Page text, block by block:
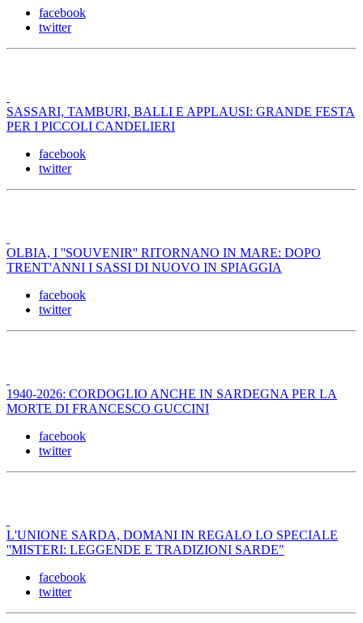
facebook
twitter
SASSARI, TAMBURI, BALLI E APPLAUSI: GRANDE FESTA
PER I PICCOLI CANDELIERI
facebook
twitter
OLBIA, I ''SOUVENIR'' RITORNANO IN MARE: DOPO
TRENT'ANNI I SASSI DI NUOVO IN SPIAGGIA
facebook
twitter
1940-2026: CORDOGLIO ANCHE IN SARDEGNA PER LA
MORTE DI FRANCESCO GUCCINI
facebook
twitter
L'UNIONE SARDA, DOMANI IN REGALO LO SPECIALE
''MISTERI: LEGGENDE E TRADIZIONI SARDE"
facebook
twitter